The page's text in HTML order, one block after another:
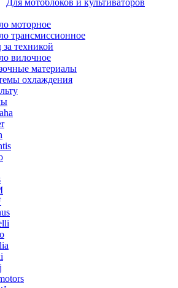
Для мотоблоков и культиваторов
моторное
трансмиссионное
за техникой
вилочное
материалы
охлаждения